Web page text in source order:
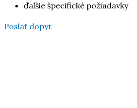
ďalšie špecifické požiadavky
Poslať dopyt